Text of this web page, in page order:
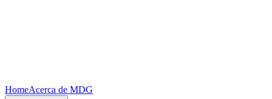
HomeAcerca de MDG